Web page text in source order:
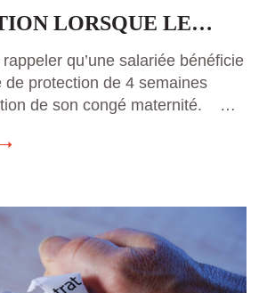
LORSQUE LE
EST SUIVI
DE CONGES PAYES
qu’une salariée bénéficie
de protection de 4 semaines
de son congé maternité.
sauf en cas de faute grave non